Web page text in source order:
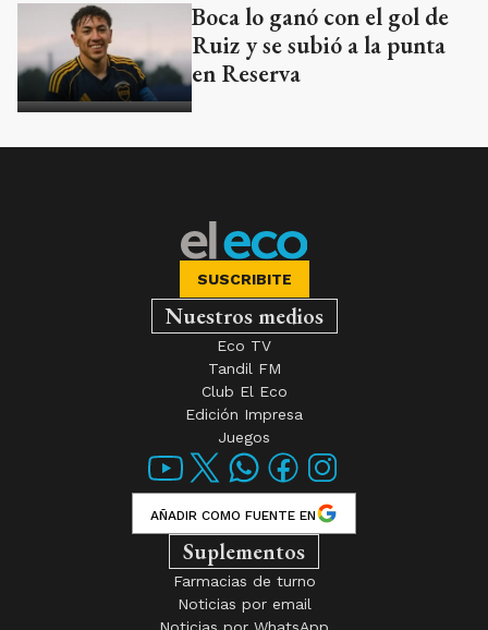
Boca lo ganó con el gol de
Ruiz y se subió a la punta
en Reserva
SUSCRIBITE
Nuestros medios
Eco TV
Tandil FM
Club El Eco
Edición Impresa
Juegos
AÑADIR COMO FUENTE EN
Suplementos
Farmacias de turno
Noticias por email